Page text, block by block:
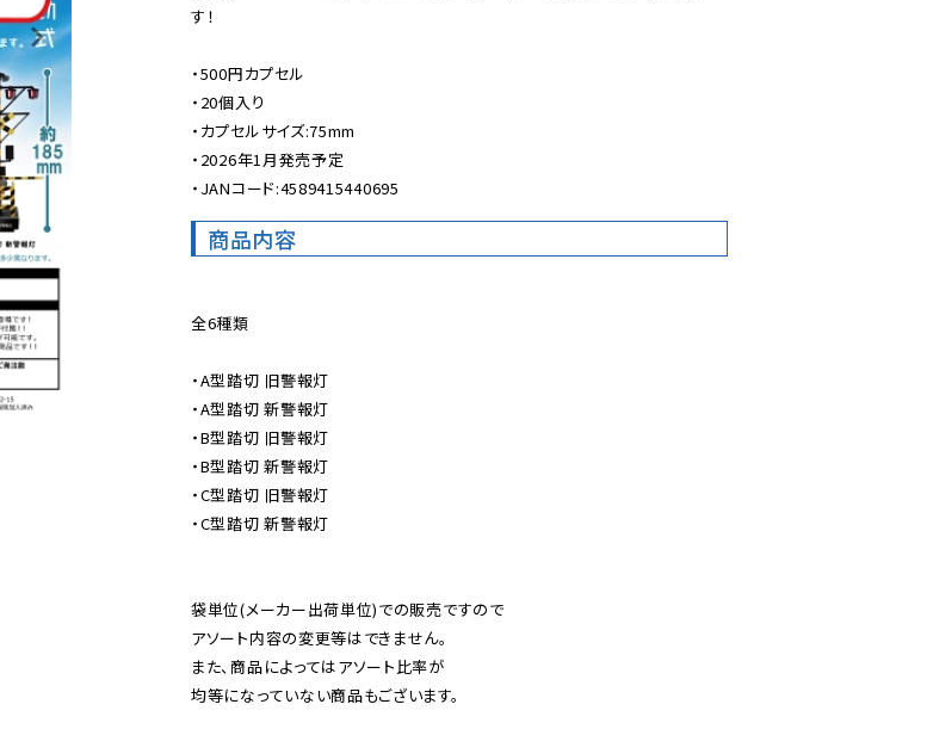
す！
・500円カプセル
・20個入り
・カプセルサイズ:75mm
・2026年1月発売予定
・JANコード:4589415440695
商品内容
全6種類
・A型踏切 旧警報灯
・A型踏切 新警報灯
・B型踏切 旧警報灯
・B型踏切 新警報灯
・C型踏切 旧警報灯
・C型踏切 新警報灯
袋単位(メーカー出荷単位)での販売ですので
アソート内容の変更等はできません。
また、商品によってはアソート比率が
均等になっていない商品もございます。